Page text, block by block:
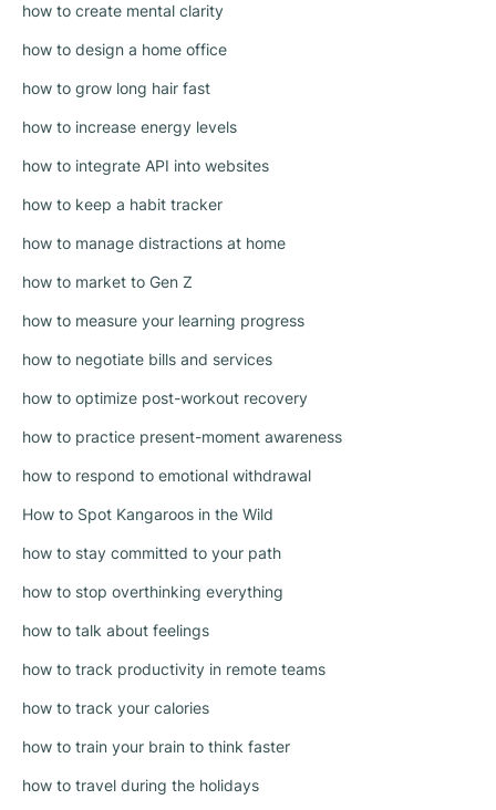
how to create mental clarity
how to design a home office
how to grow long hair fast
how to increase energy levels
how to integrate API into websites
how to keep a habit tracker
how to manage distractions at home
how to market to Gen Z
how to measure your learning progress
how to negotiate bills and services
how to optimize post-workout recovery
how to practice present-moment awareness
how to respond to emotional withdrawal
How to Spot Kangaroos in the Wild
how to stay committed to your path
how to stop overthinking everything
how to talk about feelings
how to track productivity in remote teams
how to track your calories
how to train your brain to think faster
how to travel during the holidays